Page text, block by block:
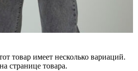
товар имеет несколько вариаций.
странице товара.